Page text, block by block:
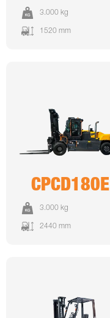
3.000 kg
1520 mm
CPCD180E
3.000 kg
2440 mm